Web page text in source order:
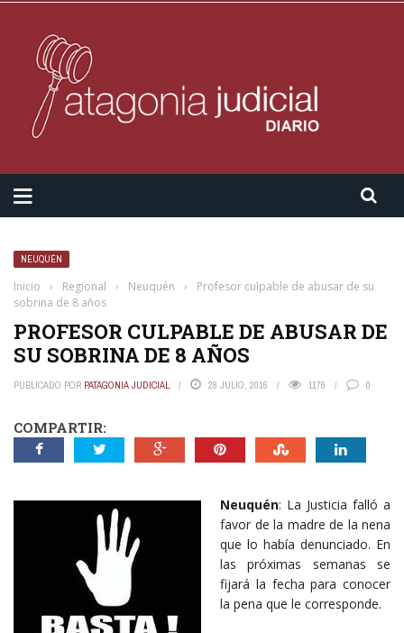
NEUQUÉN
Inicio › Regional › Neuquén ›
Profesor culpable de abusar de su
sobrina de 8 años
PROFESOR CULPABLE DE ABUSAR DE
SU SOBRINA DE 8 AÑOS
PUBLICADO POR PATAGONIA JUDICIAL 28 JULIO, 2016 1176 0
COMPARTIR:
Neuquén: La Justicia falló a
favor de la madre de la nena
que lo había denunciado. En
las próximas semanas se
fijará la fecha para conocer
la pena que le corresponde.